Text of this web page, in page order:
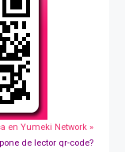
en Yumeki Network »
de lector qr-code?